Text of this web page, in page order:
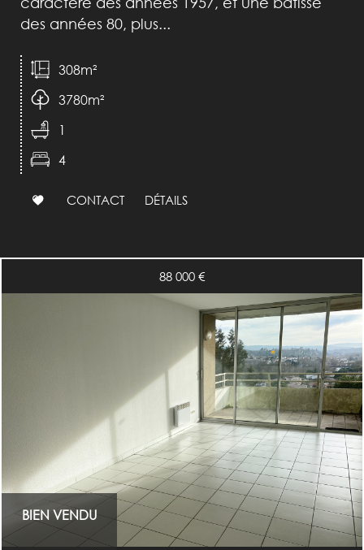
des années 80, plus...
308m²
3780m²
1
4
CONTACT DÉTAILS
BIEN VENDU
88 000 €